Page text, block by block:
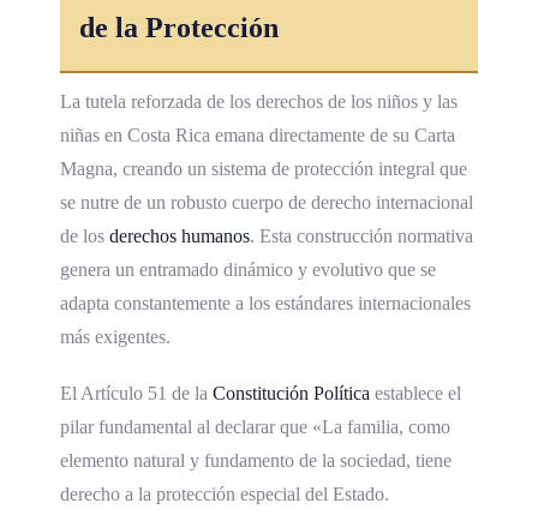
de la Protección
La tutela reforzada de los derechos de los niños y las
niñas en Costa Rica emana directamente de su Carta
Magna, creando un sistema de protección integral que
se nutre de un robusto cuerpo de derecho internacional
de los derechos humanos. Esta construcción normativa
genera un entramado dinámico y evolutivo que se
adapta constantemente a los estándares internacionales
más exigentes.
El Artículo 51 de la Constitución Política establece el
pilar fundamental al declarar que «La familia, como
elemento natural y fundamento de la sociedad, tiene
derecho a la protección especial del Estado.